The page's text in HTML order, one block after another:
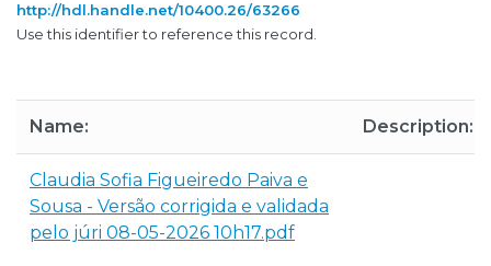
http://hdl.handle.net/10400.26/63266
Use this identifier to reference this record.
Name: Description:
Claudia Sofia Figueiredo Paiva e
Sousa - Versão corrigida e validada
pelo júri 08-05-2026 10h17.pdf